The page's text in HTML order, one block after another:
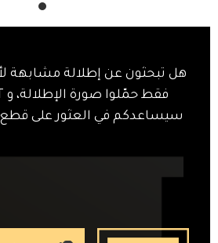
هل تبحثون عن إطلالة مشابهة
سيساعدكم في العثور على